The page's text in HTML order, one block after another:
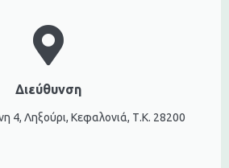
Διεύθυνση
4, Ληξούρι, Κεφαλονιά, Τ.Κ. 28200